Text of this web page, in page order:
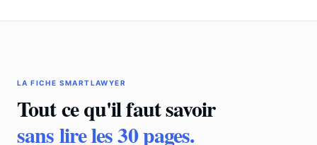
LA FICHE SMARTLAWYER
Tout ce qu'il faut savoir
sans lire les 30 pages.